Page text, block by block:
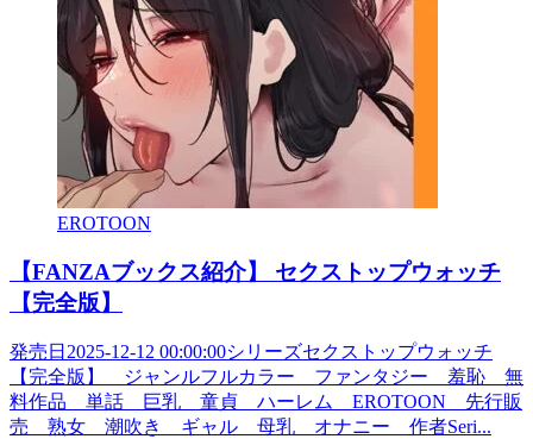
EROTOON
【FANZAブックス紹介】 セクストップウォッチ
【完全版】
発売日2025-12-12 00:00:00シリーズセクストップウォッチ
【完全版】 ジャンルフルカラー ファンタジー 羞恥 無
料作品 単話 巨乳 童貞 ハーレム EROTOON 先行販
売 熟女 潮吹き ギャル 母乳 オナニー 作者Seri...